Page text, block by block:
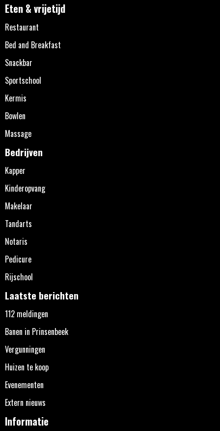
Eten & vrijetijd
Restaurant
Bed and Breakfast
Snackbar
Sportschool
Kermis
Bowlen
Massage
Bedrijven
Kapper
Kinderopvang
Makelaar
Tandarts
Notaris
Pedicure
Rijschool
Laatste berichten
112 meldingen
Banen in Prinsenbeek
Vergunningen
Huizen te koop
Evenementen
Extern nieuws
Informatie